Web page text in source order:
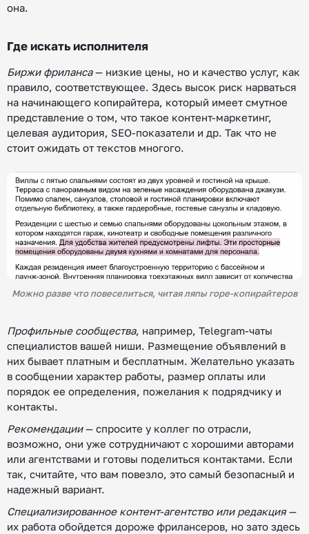
она.
Где искать исполнителя
Биржи фриланса— низкие цены, но и качество услуг, как
правило, соответствующее. Здесь высок риск нарваться
на начинающего копирайтера, который имеет смутное
представление о том, что такое контент-маркетинг,
целевая аудитория, SEO-показатели и др. Так что не
стоит ожидать от текстов многого.
Можно разве что повеселиться, читая ляпы горе-копирайтеров
Профильные сообщества, например, Telegram-чаты
специалистов вашей ниши. Размещение объявлений в
них бывает платным и бесплатным. Желательно указать
в сообщении характер работы, размер оплаты или
порядок ее определения, пожелания к подрядчику и
контакты.
Рекомендации— спросите у коллег по отрасли,
возможно, они уже сотрудничают с хорошими авторами
или агентствами и готовы поделиться контактами. Если
так, считайте, что вам повезло, это самый безопасный и
надежный вариант.
Специализированное контент-агентство или редакция—
их работа обойдется дороже фрилансеров, но зато здесь